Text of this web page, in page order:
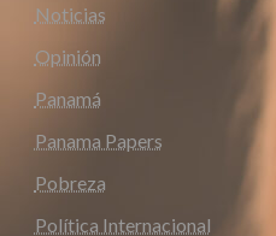
Noticias
Opinión
Panamá
Panama Papers
Pobreza
Política Internacional